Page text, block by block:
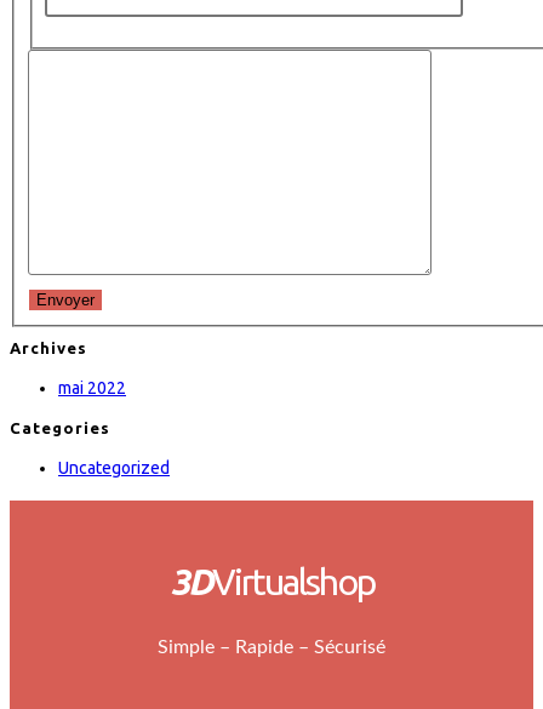
Envoyer
Archives
mai 2022
Categories
Uncategorized
3DVirtualshop
Simple – Rapide – Sécurisé